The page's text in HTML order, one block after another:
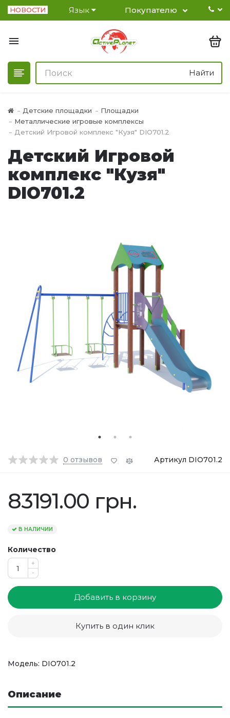
НОВОСТИ Язык Покупателю
Найти
Детские площадки
Площадки
Металлические игровые комплексы
Детский Игровой комплекс "Кузя" DIO701.2
Детский Игровой
комплекс "Кузя"
DIO701.2
0 отзывов Артикул DIO701.2
83191.00 грн.
В НАЛИЧИИ
Количество
+
-
Добавить в корзину
Купить в один клик
Модель: DIO701.2
Описание